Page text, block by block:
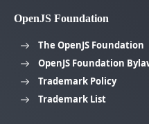
OpenJS Foundation
The OpenJS Foundation
OpenJS Foundation
Trademark Policy
Trademark List